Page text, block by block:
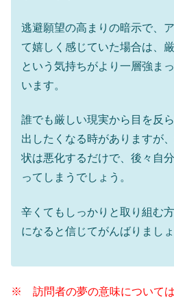
逃避願望の高まりの暗示で、
て嬉しく感じていた場合は、
という気持ちがより一層強ま
います。
誰でも厳しい現実から目を反
出したくなる時がありますが
状は悪化するだけで、後々自
ってしまうでしょう。
辛くてもしっかりと取り組む
になると信じてがんばりましょ
※ 訪問者の夢の意味について